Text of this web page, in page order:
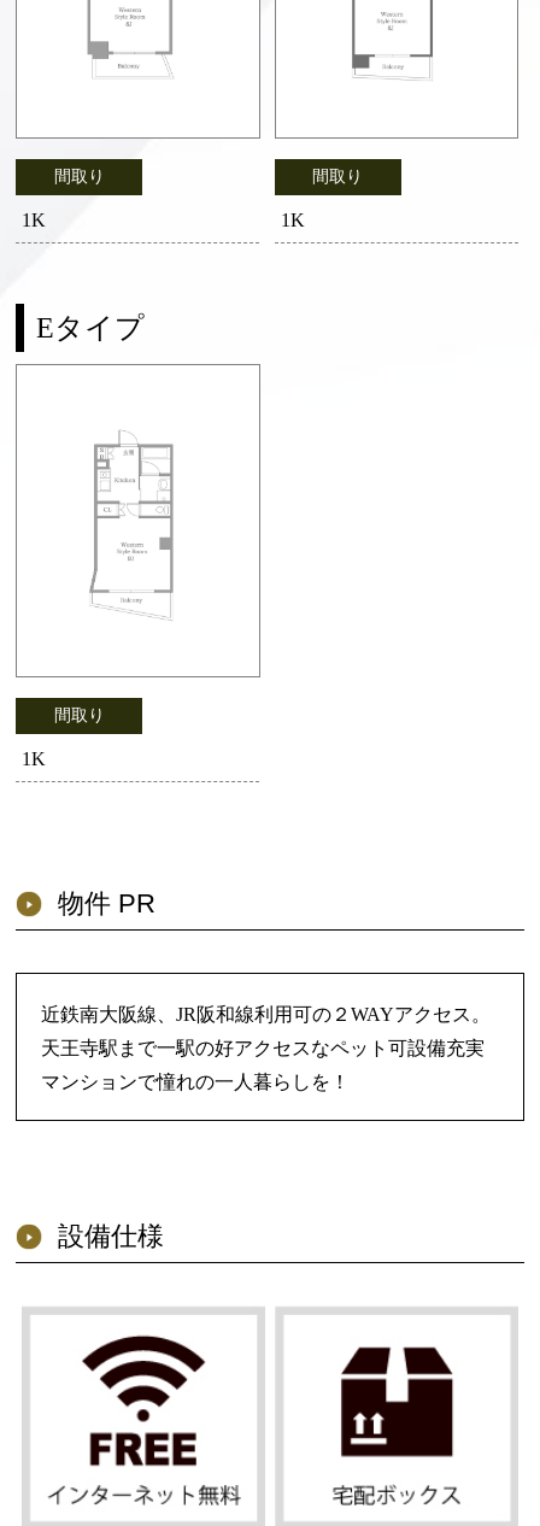
間取り
1K
間取り
1K
Eタイプ
間取り
1K
物件 PR
近鉄南大阪線、JR阪和線利用可の２WAYアクセス。
天王寺駅まで一駅の好アクセスなペット可設備充実
マンションで憧れの一人暮らしを！
設備仕様